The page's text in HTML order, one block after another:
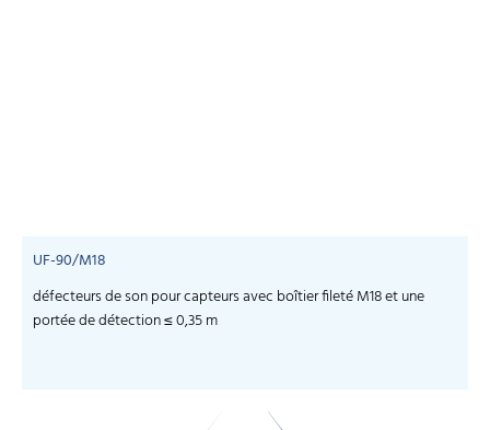
UF-90/M18
défecteurs de son pour capteurs avec boîtier fileté M18 et une
portée de détection ≤ 0,35 m